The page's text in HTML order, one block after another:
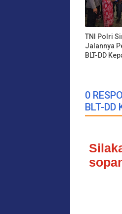
TNI Polri
Jalannya
BLT-DD
0
BLT-DD